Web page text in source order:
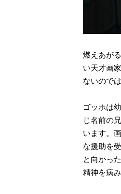
燃えあが
い天才画
ないので
ゴッホは
じ名前の
います。
な援助を
と向かっ
精神を病